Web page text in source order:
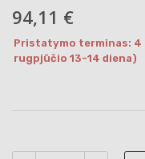
94,11 €
Pristatymo terminas: 4
rugpjūčio 13-14 diena)